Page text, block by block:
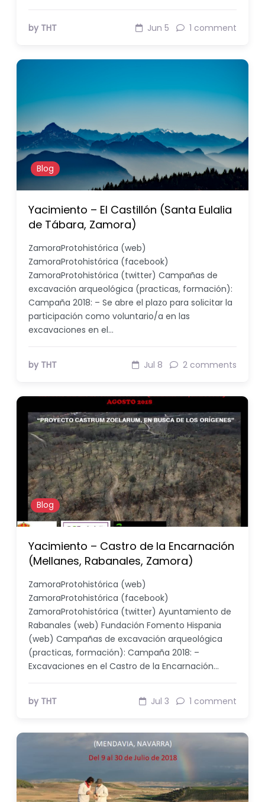
by THT Jun 5 1 comment
Blog
Yacimiento – El Castillón (Santa Eulalia
de Tábara, Zamora)
ZamoraProtohistórica (web)
ZamoraProtohistórica (facebook)
ZamoraProtohistórica (twitter) Campañas de
excavación arqueológica (practicas, formación):
Campaña 2018: – Se abre el plazo para solicitar la
participación como voluntario/a en las
excavaciones en el…
by THT Jul 8 2 comments
Blog
Yacimiento – Castro de la Encarnación
(Mellanes, Rabanales, Zamora)
ZamoraProtohistórica (web)
ZamoraProtohistórica (facebook)
ZamoraProtohistórica (twitter) Ayuntamiento de
Rabanales (web) Fundación Fomento Hispania
(web) Campañas de excavación arqueológica
(practicas, formación): Campaña 2018: –
Excavaciones en el Castro de la Encarnación…
by THT Jul 3 1 comment